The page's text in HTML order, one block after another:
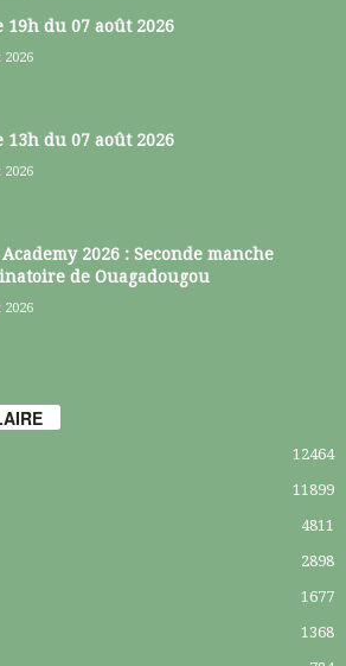
19h du 07 août 2026
2026
13h du 07 août 2026
2026
Academy 2026 : Seconde manche
de Ouagadougou
2026
12464
11899
4811
2898
1677
1368